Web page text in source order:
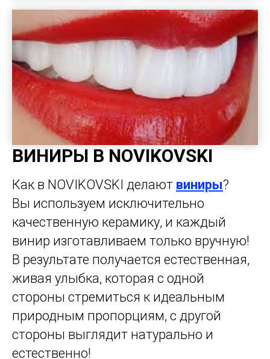
ВИНИРЫ В NOVIKOVSKI
Как в NOVIKOVSKI делают виниры?
Вы используем исключительно
качественную керамику, и каждый
винир изготавливаем только вручную!
В результате получается естественная,
живая улыбка, которая с одной
стороны стремиться к идеальным
природным пропорциям, с другой
стороны выглядит натурально и
естественно!